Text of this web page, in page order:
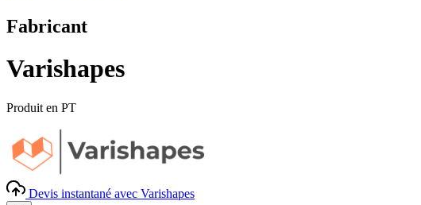
Fabricant
Varishapes
Produit en PT
Devis instantané avec Varishapes